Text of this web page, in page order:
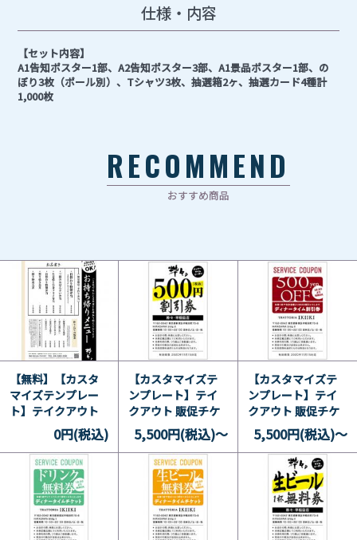
仕様・内容
【セット内容】
A1告知ポスター1部、A2告知ポスター3部、A1景品ポスター1部、の
ぼり3枚（ポール別）、Tシャツ3枚、抽選箱2ヶ、抽選カード4種計
1,000枚
RECOMMEND
おすすめ商品
【無料】【カスタ
マイズテンプレー
ト】テイクアウト
A1メニューポスタ
0円(税込)
【カスタマイズテ
ンプレート】テイ
クアウト 販促チケ
ット 500円OFF券
23
5,500円(税込)～
【カスタマイズテ
ンプレート】テイ
クアウト 販促チケ
ット 500円OFF券
26
5,500円(税込)～